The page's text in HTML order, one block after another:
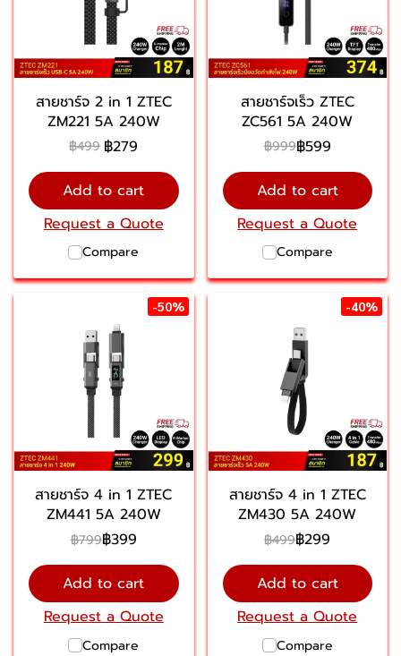
สายชาร์จ 2 in 1 ZTEC
ZM221 5A 240W
฿499 ฿279
Add to cart
Request a Quote
Compare
สายชาร์จเร็ว ZTEC
ZC561 5A 240W
฿999฿599
Add to cart
Request a Quote
Compare
-50%
สายชาร์จ 4 in 1 ZTEC
ZM441 5A 240W
฿799฿399
Add to cart
Request a Quote
Compare
-40%
สายชาร์จ 4 in 1 ZTEC
ZM430 5A 240W
฿499฿299
Add to cart
Request a Quote
Compare